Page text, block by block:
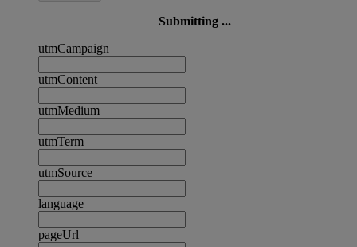
Submitting ...
utmCampaign
utmContent
utmMedium
utmTerm
utmSource
language
pageUrl